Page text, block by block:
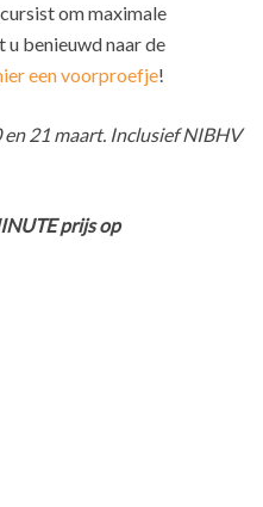
om maximale
benieuwd naar de
een voorproefje!
21 maart. Inclusief NIBHV
prijs op